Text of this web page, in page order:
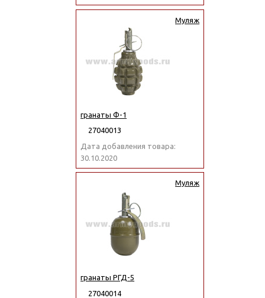
Муляж
гранаты Ф-1
27040013
Дата добавления товара:
30.10.2020
Муляж
гранаты РГД-5
27040014